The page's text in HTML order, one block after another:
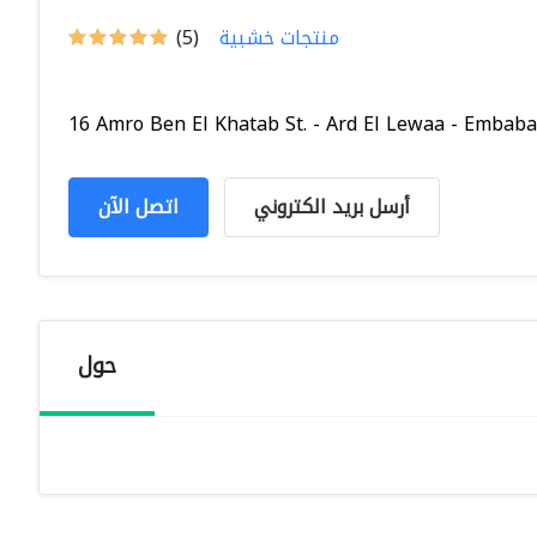
(5) منتجات خشبية
16 Amro Ben El Khatab St. - Ard El Lewaa -
اتصل الآن أرسل بريد الكتروني
حول